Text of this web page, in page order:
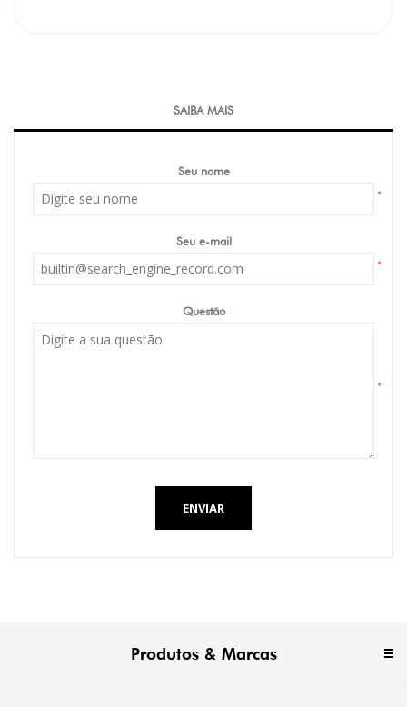
SAIBA MAIS
Seu nome
*
Seu e-mail
*
Questão
*
ENVIAR
Produtos & Marcas